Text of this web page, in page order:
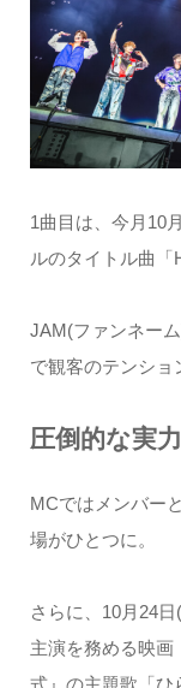
1曲目は、今月10
ルのタイトル曲「
JAM(ファンネー
で観客のテンショ
圧倒的な実力
MCではメンバー
場がひとつに。
さらに、10月24
主演を務める映画
式』の主題歌「ひ